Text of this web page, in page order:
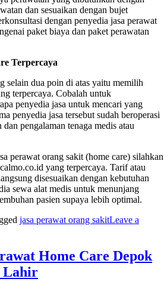
dan sesuaikan dengan bujet
dengan penyedia jasa perawat
paket biaya dan paket perawatan
Terpercaya
selain dua poin di atas yaitu memilih
terpercaya. Cobalah untuk
penyedia jasa untuk mencari yang
penyedia jasa tersebut sudah beroperasi
pengalaman tenaga medis atau
perawat orang sakit (home care) silahkan
yang terpercaya. Tarif atau
disesuaikan dengan kebutuhan
sewa alat medis untuk menunjang
pasien supaya lebih optimal.
jasa perawat orang sakitLeave a
Home Care Depok
Lahir